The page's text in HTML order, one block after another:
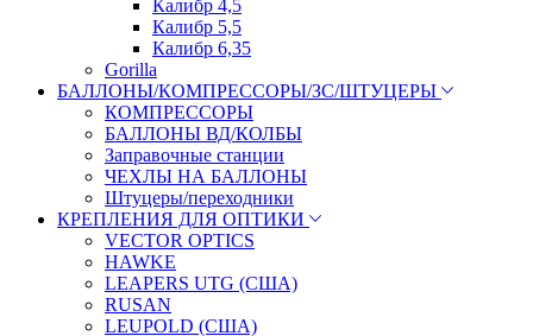
Калибр 4,5
Калибр 5,5
Калибр 6,35
Gorilla
БАЛЛОНЫ/КОМПРЕССОРЫ/ЗС/ШТУЦЕРЫ
КОМПРЕССОРЫ
БАЛЛОНЫ ВД/КОЛБЫ
Заправочные станции
ЧЕХЛЫ НА БАЛЛОНЫ
Штуцеры/переходники
КРЕПЛЕНИЯ ДЛЯ ОПТИКИ
VECTOR OPTICS
HAWKE
LEAPERS UTG (США)
RUSAN
LEUPOLD (США)